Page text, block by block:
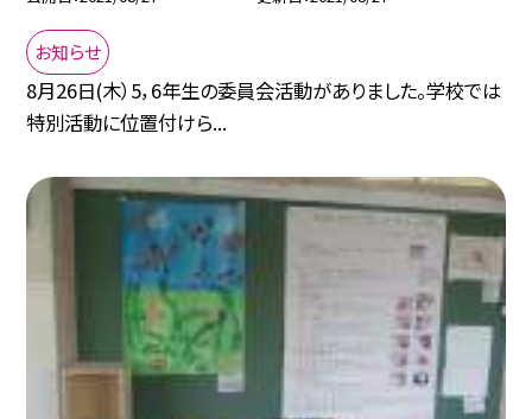
お知らせ
8月26日(木）5，6年生の委員会活動がありました。学校では
特別活動に位置付けら...